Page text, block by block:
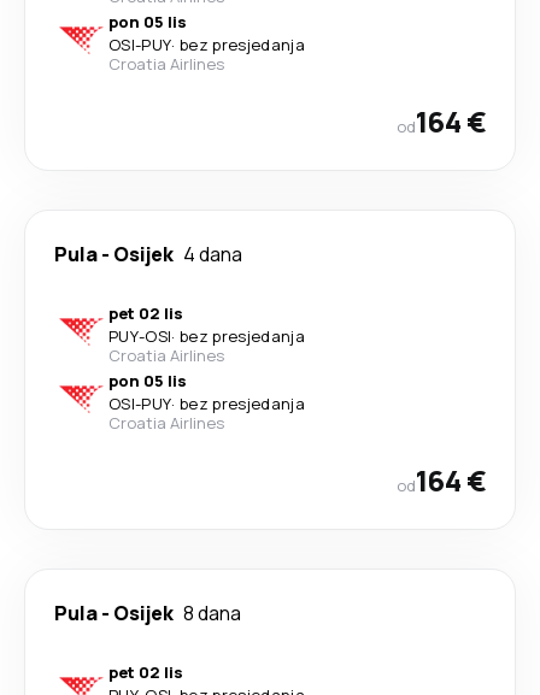
pon 05 lis
OSI-PUY· bez presjedanja
Croatia Airlines
od164 €
Pula- Osijek 4 dana
pet 02 lis
PUY-OSI· bez presjedanja
Croatia Airlines
pon 05 lis
OSI-PUY· bez presjedanja
Croatia Airlines
od164 €
Pula- Osijek 8 dana
pet 02 lis